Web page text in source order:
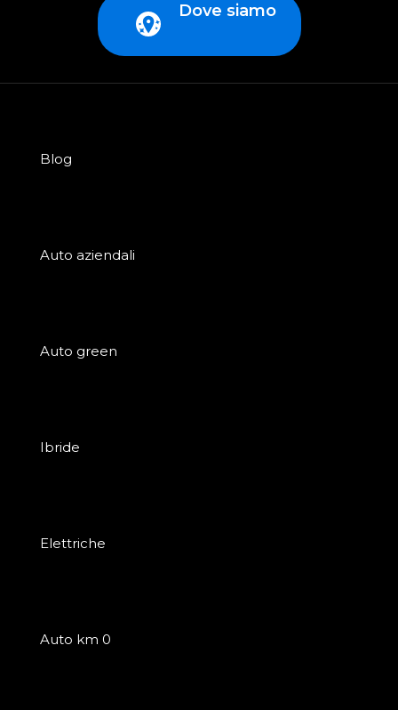
Dove siamo
Blog
Auto aziendali
Auto green
Ibride
Elettriche
Auto km 0